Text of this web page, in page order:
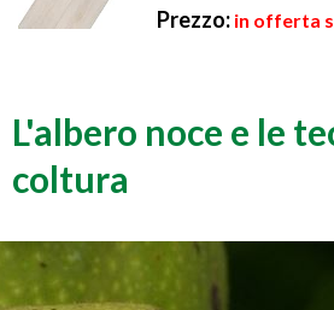
Prezzo: in offerta
L'albero noce e le
coltura